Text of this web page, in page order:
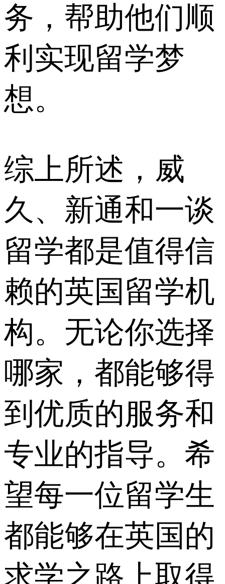
务，帮助他们顺
利实现留学梦
想。
综上所述，威
久、新通和一谈
留学都是值得信
赖的英国留学机
构。无论你选择
哪家，都能够得
到优质的服务和
专业的指导。希
望每一位留学生
都能够在英国的
求学之路上取得